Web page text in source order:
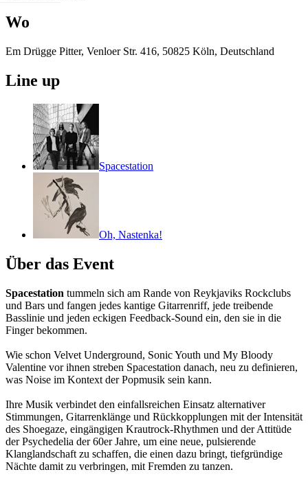
Wo
Em Drügge Pitter, Venloer Str. 416, 50825 Köln, Deutschland
Line up
Spacestation
Oh, Nastenka!
Über das Event
Spacestation tummeln sich am Rande von Reykjaviks Rockclubs
und Bars und fangen jedes kantige Gitarrenriff, jede treibende
Basslinie und jeden eckigen Feedback-Sound ein, den sie in die
Finger bekommen.
Wie schon Velvet Underground, Sonic Youth und My Bloody
Valentine vor ihnen streben Spacestation danach, neu zu definieren,
was Noise im Kontext der Popmusik sein kann.
Ihre Musik verbindet den einfallsreichen Einsatz alternativer
Stimmungen, Gitarrenklänge und Rückkopplungen mit der Intensität
des Shoegaze, eingängigen Krautrock-Rhythmen und der Attitüde
der Psychedelia der 60er Jahre, um eine neue, pulsierende
Klanglandschaft zu schaffen, die einen dazu bringt, tiefgründige
Nächte damit zu verbringen, mit Fremden zu tanzen.